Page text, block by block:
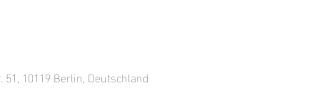
10119 Berlin, Deutschland